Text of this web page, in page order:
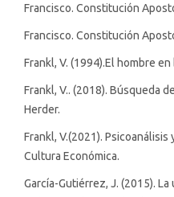
Francisco. Constitución
Francisco. Constitución
Frankl, V. (1994).El hombre
Frankl, V.. (2018). Búsqueda
Herder.
Frankl, V.(2021).
Cultura Económica.
García-Gutiérrez, J. (2015).